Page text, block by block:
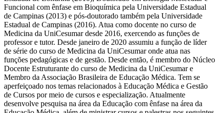
Funcional com ênfase em Bioquímica pela Universidade Estadual
de Campinas (2013) e pós-doutorado também pela Universidade
Estadual de Campinas (2016). Atua como docente no curso de
Medicina da UniCesumar desde 2016, exercendo as funções de
professor e tutor. Desde janeiro de 2020 assumiu a função de líder
de série do curso de Medicina da UniCesumar onde atua nas
funções pedagógicas e de gestão. Desde então, é membro do Núcleo
Docente Estruturante do curso de Medicina da UniCesumar e
Membro da Associação Brasileira de Educação Médica. Tem se
aperfeiçoado nos temas relacionados à Educação Médica e Gestão
de Cursos por meio de cursos e especialização. Atualmente
desenvolve pesquisa na área da Educação com ênfase na área da